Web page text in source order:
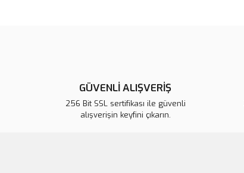
GÜVENLİ ALIŞVERİŞ
256 Bit SSL sertifikası ile güvenli
alışverişin keyfini çıkarın.